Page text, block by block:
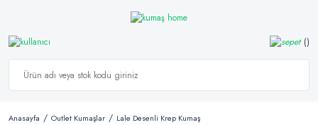
Anasayfa Outlet Kumaşlar Lale Desenli Krep Kumaş